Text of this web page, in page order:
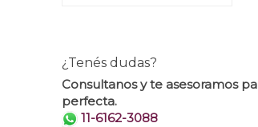
¿Tenés dudas?
Consultanos y te asesoramos
perfecta.
11-6162-3088